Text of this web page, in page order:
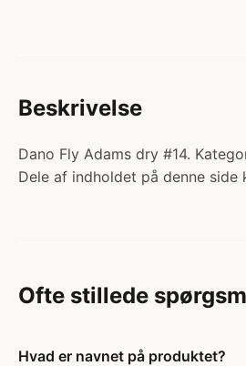
Beskrivelse
Dano Fly Adams dry #14.
Dele af indholdet på denne
Ofte stillede
Hvad er navnet på produktet?